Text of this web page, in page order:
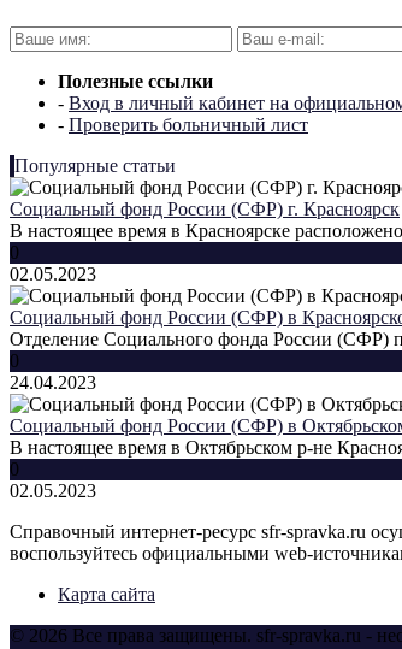
Полезные ссылки
- Вход в личный кабинет на
- Проверить больничный лист
Популярные статьи
Социальный фонд России (СФР) г. Красноярск
В настоящее время в Красноярске
0
02.05.2023
Социальный фонд России (СФР) в
Отделение Социального фонда России (СФР)
0
24.04.2023
Социальный фонд России (СФР) в
В настоящее время в Октябрьском р-не
0
02.05.2023
Справочный интернет-ресурс sfr-spravka.ru
воспользуйтесь официальными web-
Карта сайта
© 2026 Все права защищены. sfr-spravka.ru -